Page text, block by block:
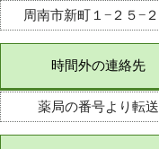
周南市新町１−２５
時間外の連絡先
薬局の番号より転送